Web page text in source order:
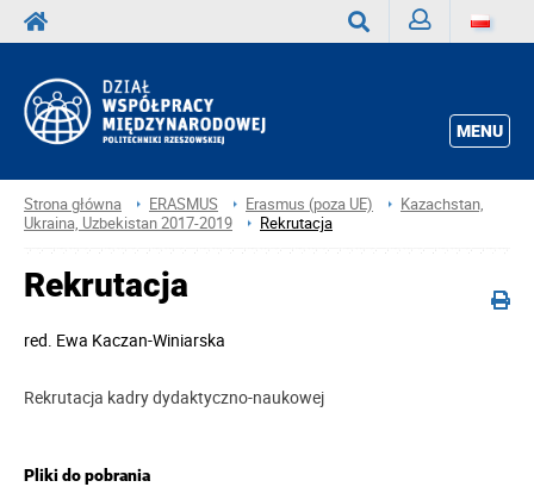
MENU
Strona główna ERASMUS Erasmus (poza UE)
Kazachstan,
Ukraina, Uzbekistan 2017-2019
Rekrutacja
Rekrutacja
red. Ewa Kaczan-Winiarska
Rekrutacja kadry dydaktyczno-naukowej
Pliki do pobrania